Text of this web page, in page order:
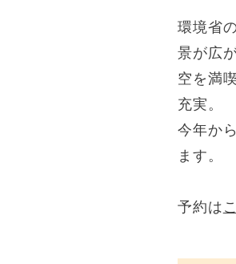
環境省
景が広
空を満
充実。
今年か
ます。
予約は